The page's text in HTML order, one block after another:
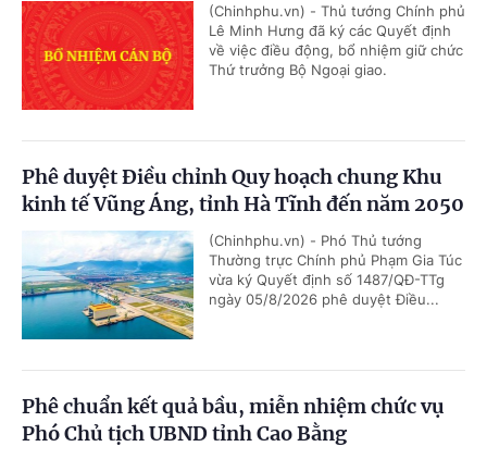
(Chinhphu.vn) - Thủ tướng Chính phủ
Lê Minh Hưng đã ký các Quyết định
về việc điều động, bổ nhiệm giữ chức
Thứ trưởng Bộ Ngoại giao.
Phê duyệt Điều chỉnh Quy hoạch chung Khu
kinh tế Vũng Áng, tỉnh Hà Tĩnh đến năm 2050
(Chinhphu.vn) - Phó Thủ tướng
Thường trực Chính phủ Phạm Gia Túc
vừa ký Quyết định số 1487/QĐ-TTg
ngày 05/8/2026 phê duyệt Điều...
Phê chuẩn kết quả bầu, miễn nhiệm chức vụ
Phó Chủ tịch UBND tỉnh Cao Bằng